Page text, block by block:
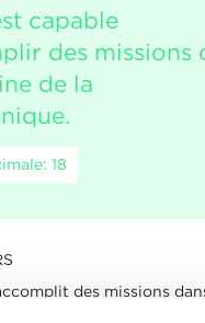
capable
des missions
de la
18
des missions